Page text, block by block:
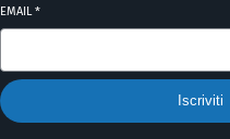
EMAIL*
Iscriviti